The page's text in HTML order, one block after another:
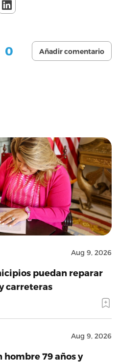
0 Añadir comentario
Aug 9, 2026
puedan reparar
carreteras
Aug 9, 2026
hombre 79 años y